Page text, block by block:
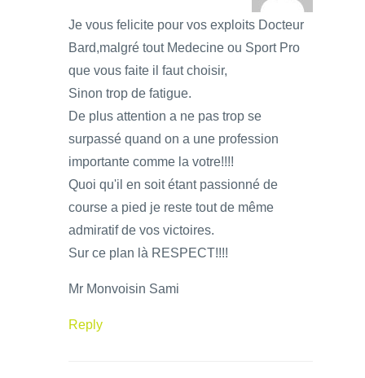
Je vous felicite pour vos exploits Docteur
Bard,malgré tout Medecine ou Sport Pro
que vous faite il faut choisir,
Sinon trop de fatigue.
De plus attention a ne pas trop se
surpassé quand on a une profession
importante comme la votre!!!!
Quoi qu'il en soit étant passionné de
course a pied je reste tout de même
admiratif de vos victoires.
Sur ce plan là RESPECT!!!!
Mr Monvoisin Sami
Reply